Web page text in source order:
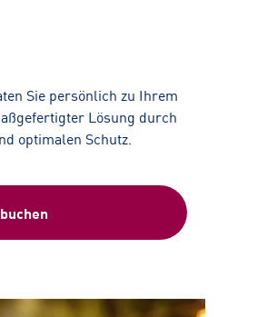
Sie persönlich zu Ihrem
Lösung durch
optimalen Schutz.